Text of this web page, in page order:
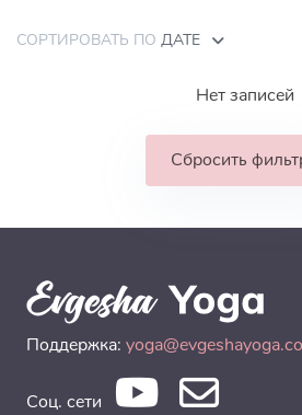
СОРТИРОВАТЬ ПО ДАТЕ
Нет записей
Сбросить
Поддержка:
Соц. сети